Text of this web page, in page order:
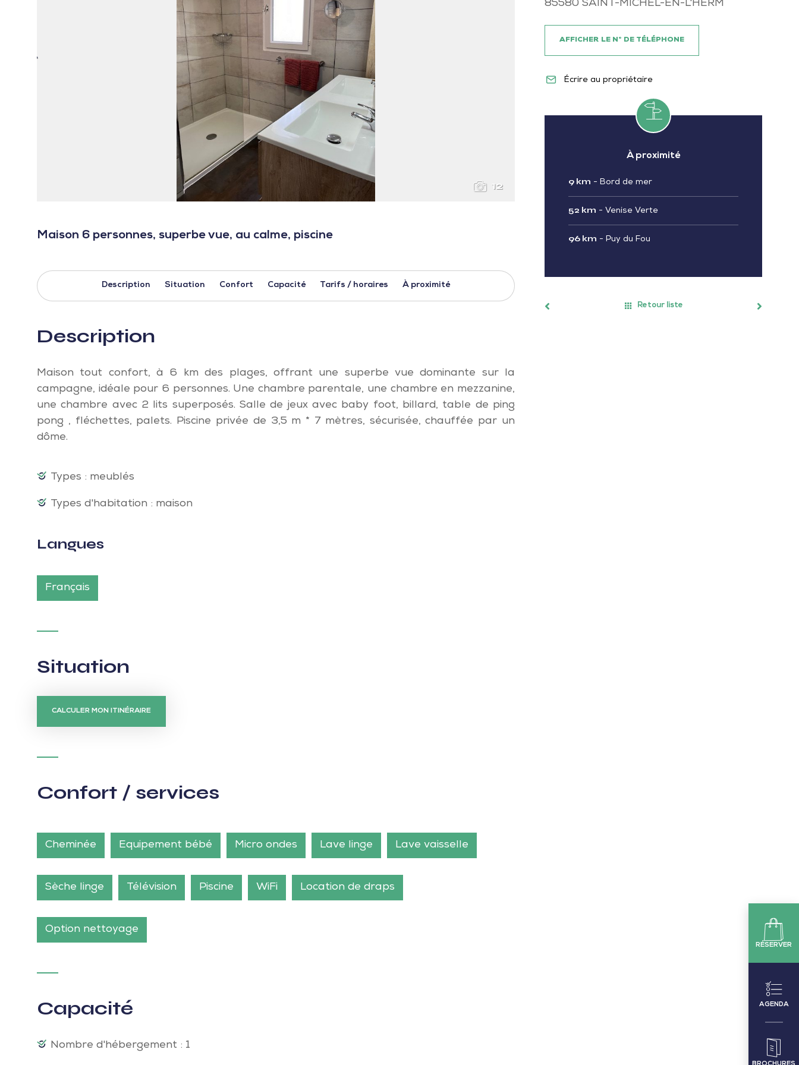
RÉSERVER
AGENDA
12
Maison 6 personnes, superbe vue, au calme, piscine
Description Situation Confort Capacité Tarifs / horaires À proximité
Description
Maison tout confort, à 6 km des plages, offrant une superbe vue dominante sur la
campagne, idéale pour 6 personnes. Une chambre parentale, une chambre en mezzanine,
une chambre avec 2 lits superposés. Salle de jeux avec baby foot, billard, table de ping
pong , fléchettes, palets. Piscine privée de 3,5 m * 7 mètres, sécurisée, chauffée par un
dôme.
Types : meublés
Types d'habitation : maison
Langues
Français
Situation
CALCULER MON ITINÉRAIRE
Confort / services
Cheminée Equipement bébé Micro ondes Lave linge Lave vaisselle
Sèche linge Télévision Piscine WiFi Location de draps
Option nettoyage
Capacité
Nombre d'hébergement : 1
85580 SAINT-MICHEL-EN-L'HERM
AFFICHER LE N° DE TÉLÉPHONE
Écrire au propriétaire
À proximité
9 km - Bord de mer
52 km - Venise Verte
96 km - Puy du Fou
Retour liste